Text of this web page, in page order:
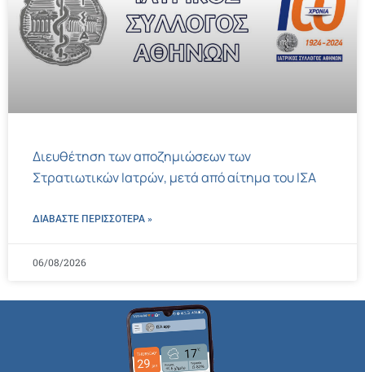
Διευθέτηση των αποζημιώσεων των
Στρατιωτικών Ιατρών, μετά από αίτημα του ΙΣΑ
ΔΙΑΒΑΣΤΕ ΠΕΡΙΣΣΌΤΕΡΑ »
06/08/2026